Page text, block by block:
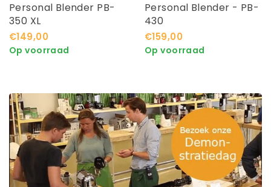
Personal Blender PB-
350 XL
€149,00
Op voorraad
Personal Blender - PB-
430
€159,00
Op voorraad